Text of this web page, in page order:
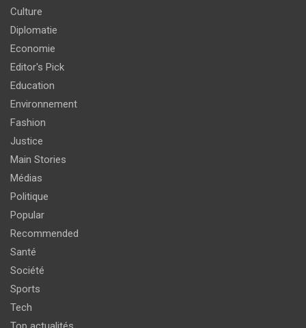
Culture
Diplomatie
Economie
Editor's Pick
Education
Environnement
Fashion
Justice
Main Stories
Médias
Politique
Popular
Recommended
Santé
Société
Sports
Tech